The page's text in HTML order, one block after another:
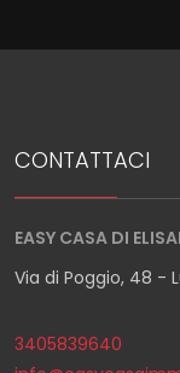
CONTATTACI
EASY CASA DI
Via di Poggio, 48 -
3405839640